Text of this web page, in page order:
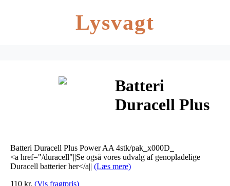
Lysvagt
Batteri
Duracell Plus
4stk/pak
Batteri Duracell Plus Power AA 4stk/pak_x000D_
<a href="/duracell"||Se også vores udvalg af genopladelige
Duracell batterier her</a|| (Læs mere)
110 kr. (Vis fragtpris)